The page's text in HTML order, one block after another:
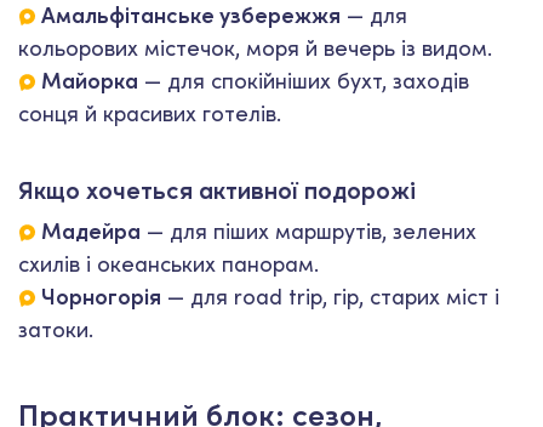
Амальфітанське узбережжя — для
кольорових містечок, моря й вечерь із видом.
Майорка — для спокійніших бухт, заходів
сонця й красивих готелів.
Якщо хочеться активної подорожі
Мадейра — для піших маршрутів, зелених
схилів і океанських панорам.
Чорногорія — для road trip, гір, старих міст і
затоки.
Практичний блок: сезон,